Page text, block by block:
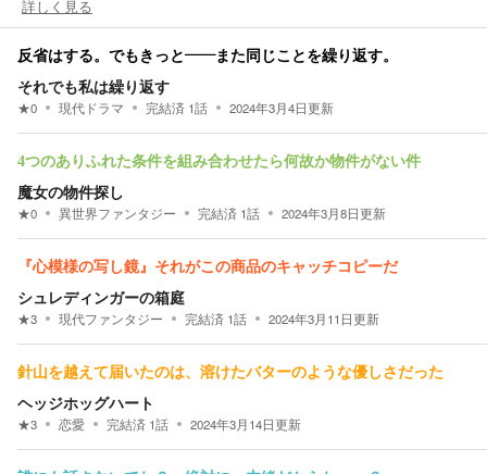
詳しく見る
反省はする。でもきっと――また同じことを繰り返す。
それでも私は繰り返す
★0 現代ドラマ 完結済 1話 2024年3月4日更新
4つのありふれた条件を組み合わせたら何故か物件がない件
魔女の物件探し
★0 異世界ファンタジー 完結済 1話 2024年3月8日更新
『心模様の写し鏡』それがこの商品のキャッチコピーだ
シュレディンガーの箱庭
★3 現代ファンタジー 完結済 1話 2024年3月11日更新
針山を越えて届いたのは、溶けたバターのような優しさだった
ヘッジホッグハート
★3 恋愛 完結済 1話 2024年3月14日更新